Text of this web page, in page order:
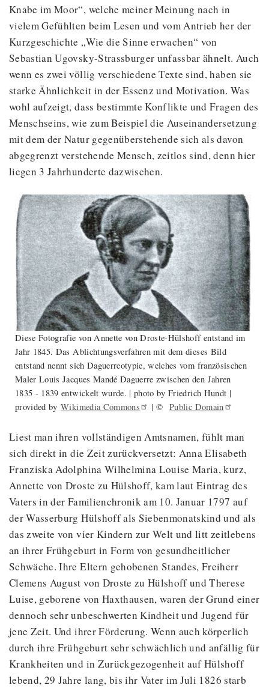
Knabe im Moor“, welche meiner Meinung nach in
vielem Gefühlten beim Lesen und vom Antrieb her der
Kurzgeschichte „Wie die Sinne erwachen“ von
Sebastian Ugovsky-Strassburger unfassbar ähnelt. Auch
wenn es zwei völlig verschiedene Texte sind, haben sie
starke Ähnlichkeit in der Essenz und Motivation. Was
wohl aufzeigt, dass bestimmte Konflikte und Fragen des
Menschseins, wie zum Beispiel die Auseinandersetzung
mit dem der Natur gegenüberstehende sich als davon
abgegrenzt verstehende Mensch, zeitlos sind, denn hier
liegen 3 Jahrhunderte dazwischen.
Diese Fotografie von Annette von Droste-Hülshoff entstand im
Jahr 1845. Das Ablichtungsverfahren mit dem dieses Bild
entstand nennt sich Daguerreotypie, welches vom französischen
Maler Louis Jacques Mandé Daguerre zwischen den Jahren
1835 - 1839 entwickelt wurde. | photo by Friedrich Hundt |
provided byWikimedia Commons | ©Public Domain
Liest man ihren vollständigen Amtsnamen, fühlt man
sich direkt in die Zeit zurückversetzt: Anna Elisabeth
Franziska Adolphina Wilhelmina Louise Maria, kurz,
Annette von Droste zu Hülshoff, kam laut Eintrag des
Vaters in der Familienchronik am 10. Januar 1797 auf
der Wasserburg Hülshoff als Siebenmonatskind und als
das zweite von vier Kindern zur Welt und litt zeitlebens
an ihrer Frühgeburt in Form von gesundheitlicher
Schwäche. Ihre Eltern gehobenen Standes, Freiherr
Clemens August von Droste zu Hülshoff und Therese
Luise, geborene von Haxthausen, waren der Grund einer
dennoch sehr unbeschwerten Kindheit und Jugend für
jene Zeit. Und ihrer Förderung. Wenn auch körperlich
durch ihre Frühgeburt sehr schwächlich und anfällig für
Krankheiten und in Zurückgezogenheit auf Hülshoff
lebend, 29 Jahre lang, bis ihr Vater im Juli 1826 starb